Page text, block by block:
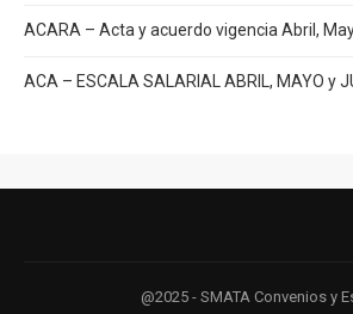
ACARA – Acta y acuerdo vigencia Abril,
ACA – ESCALA SALARIAL ABRIL, MAYO y
@2025 - SMATA Convenios y